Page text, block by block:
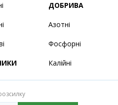
ДОБРИВА
Азотні
Фосфорні
Калійні